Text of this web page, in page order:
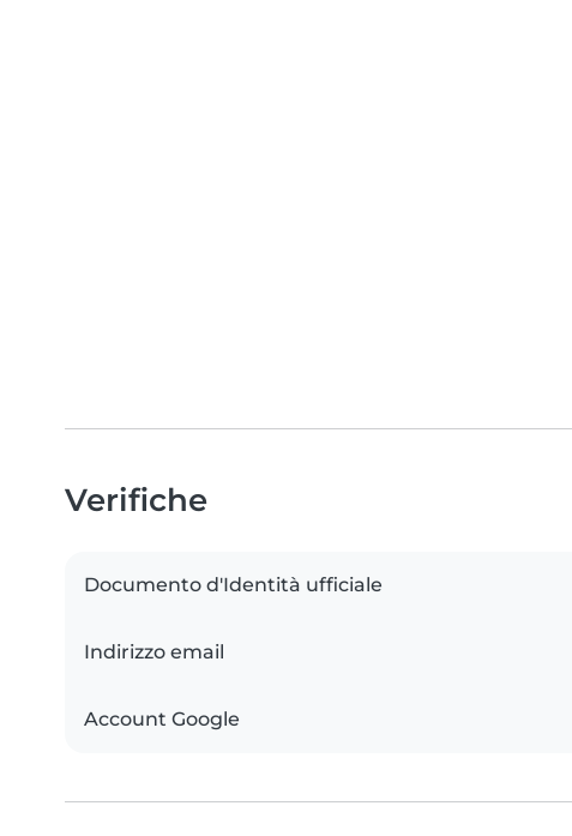
Verifiche
Documento d'Identità ufficiale
Indirizzo email
Account Google